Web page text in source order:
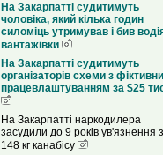
На Закарпатті судитимуть
чоловіка, який кілька годин
силоміць утримував і бив
вантажівки
На Закарпатті судитимуть
організаторів схеми з
працевлаштуванням за $25
На Закарпатті наркодилера
засудили до 9 років ув'язнення
148 кг канабісу